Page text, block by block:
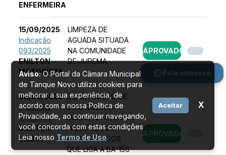
Fale conosco
ENFERMEIRA
15/09/2025
Indicação
093/2025
ENILTON
MOTORISTA
LIMPEZA DE
AGUADA SITUADA
NA COMUNIDADE
DE JUREMA.
APROVADO
08/09/2025
Indicação
092/2025
CLEITON
VIEIRA
CONSTRUÇÃO DE
DOIS QUEBRA-
MOLAS NA AVENIDA
PADRE EDSON
ROCHA PASSOS
QUE LIGA A BA-156
APROVADO
Aviso:O Portal da Câmara Municipal
de Tanque Novo utiliza cookies para
melhorar a sua experiência, de
acordo com a nossa Política de
Privacidade, ao continuar navegando,
você concorda com estas condições
Leia nosso Termo de Uso.
Aceitar X